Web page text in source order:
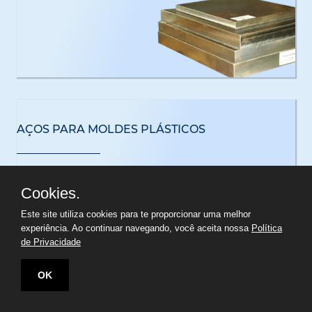
AÇOS PARA MOLDES PLÁSTICOS
Cookies.
Este site utiliza cookies para te proporcionar uma melhor
experiência. Ao continuar navegando, você aceita nossa Política
de Privacidade
OK